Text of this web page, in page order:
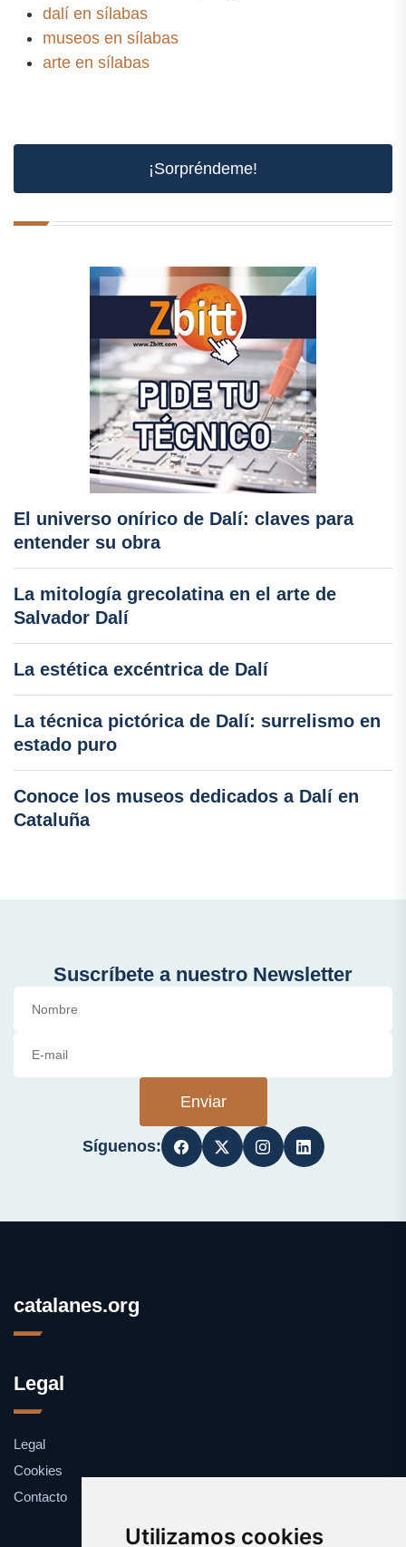
Utilizamos cookies
dalí en sílabas
museos en sílabas
arte en sílabas
¡Sorpréndeme!
El universo onírico de Dalí: claves para
entender su obra
La mitología grecolatina en el arte de
Salvador Dalí
La estética excéntrica de Dalí
La técnica pictórica de Dalí: surrelismo en
estado puro
Conoce los museos dedicados a Dalí en
Cataluña
Suscríbete a nuestro Newsletter
Enviar
Síguenos:
catalanes.org
Legal
Legal
Cookies
Contacto